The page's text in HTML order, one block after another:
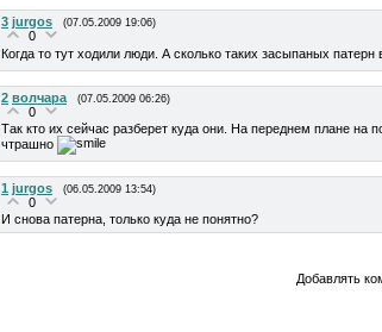
3 jurgos (07.05.2009 19:06)
0
Когда то тут ходили люди. А сколько таких засыпаных
2 волчара (07.05.2009 06:26)
0
Так кто их сейчас разберет куда они. На переднем плане на
чтрашно
1 jurgos (06.05.2009 13:54)
0
И снова патерна, только куда не понятно?
Добавлять